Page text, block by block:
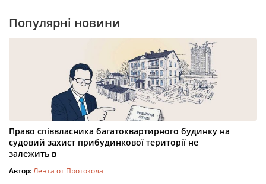
Популярні новини
Право співвласника багатоквартирного будинку на
судовий захист прибудинкової території не
залежить в
Автор:Лента от Протокола